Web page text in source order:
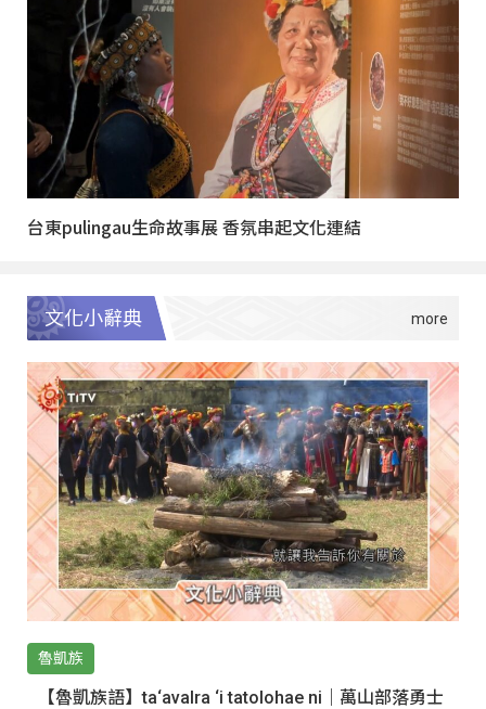
台東pulingau生命故事展 香氛串起文化連結
文化小辭典
魯凱族
【魯凱族語】ta‘avalra ‘i tatolohae ni｜萬山部落勇士